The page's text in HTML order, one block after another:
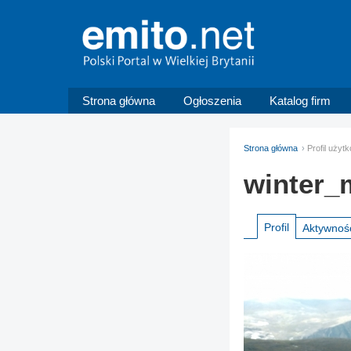
Strona główna Ogłoszenia Katalog firm
Strona główna Profil
Profil